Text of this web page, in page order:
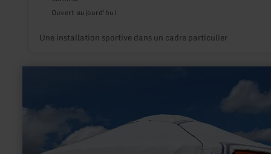
Ouvert aujourd'hui
Une installation sportive dans un cadre particulier
: